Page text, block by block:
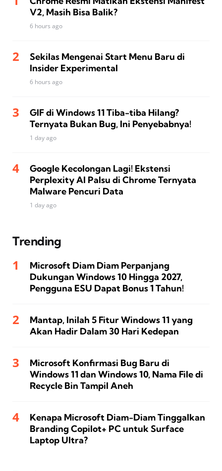
V2, Masih Bisa Balik?
6 hours ago
Sekilas Mengenai Start Menu Baru di
Insider Experimental
6 hours ago
GIF di Windows 11 Tiba-tiba Hilang?
Ternyata Bukan Bug, Ini Penyebabnya!
1 day ago
Google Kecolongan Lagi! Ekstensi
Perplexity AI Palsu di Chrome Ternyata
Malware Pencuri Data
1 day ago
Trending
Microsoft Diam Diam Perpanjang
Dukungan Windows 10 Hingga 2027,
Pengguna ESU Dapat Bonus 1 Tahun!
Mantap, Inilah 5 Fitur Windows 11 yang
Akan Hadir Dalam 30 Hari Kedepan
Microsoft Konfirmasi Bug Baru di
Windows 11 dan Windows 10, Nama File di
Recycle Bin Tampil Aneh
Kenapa Microsoft Diam-Diam Tinggalkan
Branding Copilot+ PC untuk Surface
Laptop Ultra?